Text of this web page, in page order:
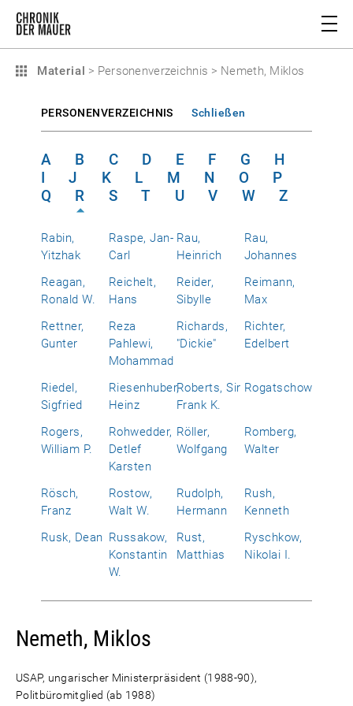
Material > Personenverzeichnis > Nemeth, Miklos
PERSONENVERZEICHNIS Schließen
A B C D E F G
H
I
J K L M N O
P
Q
R S T U V W Z
Rabin,
Yitzhak
Raspe, Jan-
Carl
Rau,
Heinrich
Rau,
Johannes
Reagan,
Ronald W.
Reichelt,
Hans
Reider,
Sibylle
Reimann,
Max
Rettner,
Gunter
Reza
Pahlewi,
Mohammad
Richards,
"Dickie"
Richter,
Edelbert
Riedel,
Sigfried
Riesenhuber,
Heinz
Roberts, Sir
Frank K.
Rogatschow
Rogers,
William P.
Rohwedder,
Detlef
Karsten
Röller,
Wolfgang
Romberg,
Walter
Rösch,
Franz
Rostow,
Walt W.
Rudolph,
Hermann
Rush,
Kenneth
Rusk, Dean Russakow,
Konstantin
W.
Rust,
Matthias
Ryschkow,
Nikolai I.
Nemeth, Miklos
USAP, ungarischer Ministerpräsident (1988-90),
Politbüromitglied (ab 1988)